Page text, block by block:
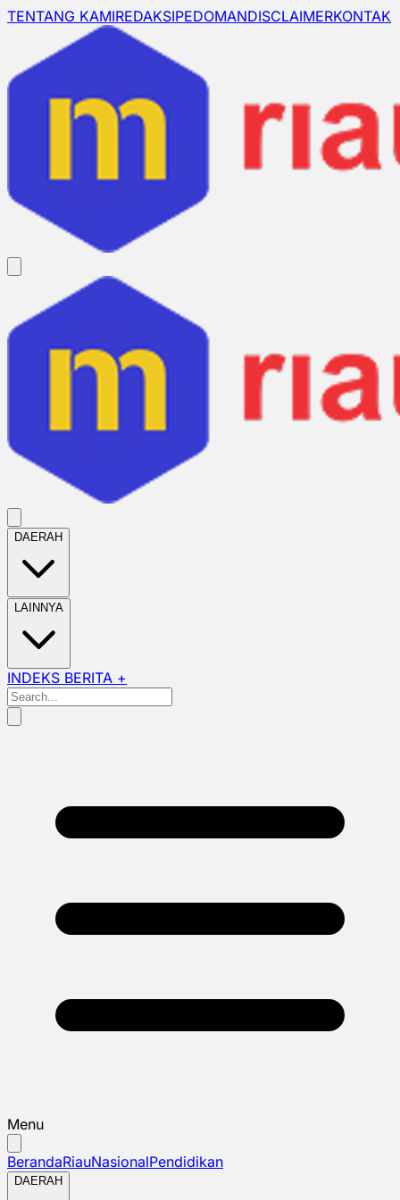
TENTANG KAMIREDAKSIPEDOMANDISCLAIMERKONTAK
DAERAH
LAINNYA
INDEKS BERITA +
Menu
BerandaRiauNasionalPendidikan
DAERAH